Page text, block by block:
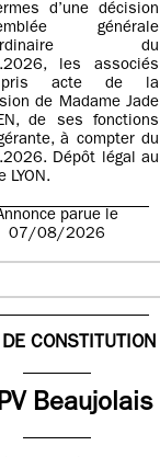
d’une décision
générale
du
les associés
acte de la
de Madame Jade
de ses fonctions
à compter du
Dépôt légal au
LYON.
parue le
07/08/2026
CONSTITUTION
Beaujolais